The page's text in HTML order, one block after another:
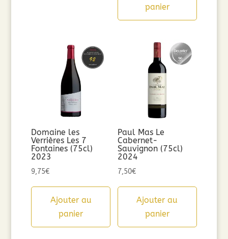
panier
Domaine les
Verrières Les 7
Fontaines (75cl)
2023
9,75€
Ajouter au
panier
Paul Mas Le
Cabernet-
Sauvignon (75cl)
2024
7,50€
Ajouter au
panier